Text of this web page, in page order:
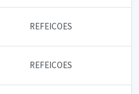
REFEICOES
REFEICOES